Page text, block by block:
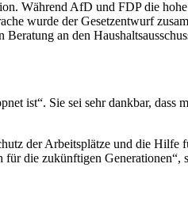
Während AfD und FDP die
wurde der Gesetzentwurf
Beratung an den
ist“. Sie sei sehr dankbar, dass
der Arbeitsplätze und die Hilfe
die zukünftigen Generationen“,